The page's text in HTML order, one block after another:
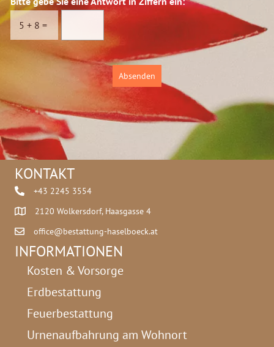
s
c
u
5 + 8 =
Absenden
KONTAKT
+43 2245 3554
2120 Wolkersdorf, Haasgasse 4
office@bestattung-haselboeck.at
INFORMATIONEN
Kosten & Vorsorge
Erdbestattung
Feuerbestattung
Urnenaufbahrung am Wohnort